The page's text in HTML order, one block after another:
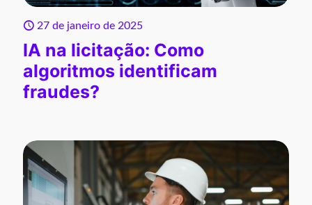
27 de janeiro de 2025
IA na licitação: Como
algoritmos identificam
fraudes?